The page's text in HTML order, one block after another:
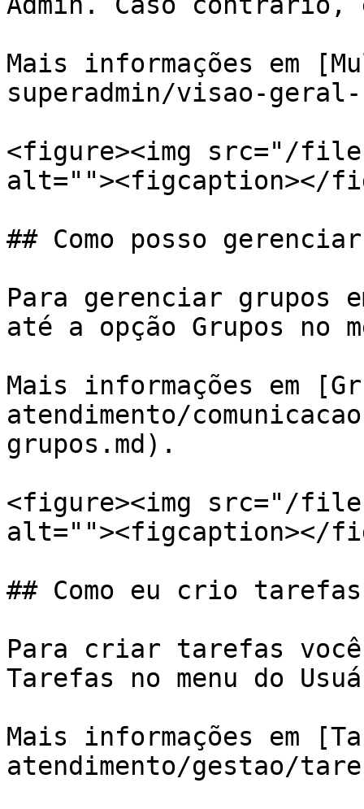
Mais informações em
superadmin/visao-
<figure><img src="/files/
alt=""><figcaption></
## Como posso
Para gerenciar grupos
até a opção Grupos no
Mais informações em
atendimento/
grupos.md).
<figure><img src="/files/
alt=""><figcaption></
## Como eu crio
Para criar tarefas você
Tarefas no menu do
Mais informações em
atendimento/gestao/